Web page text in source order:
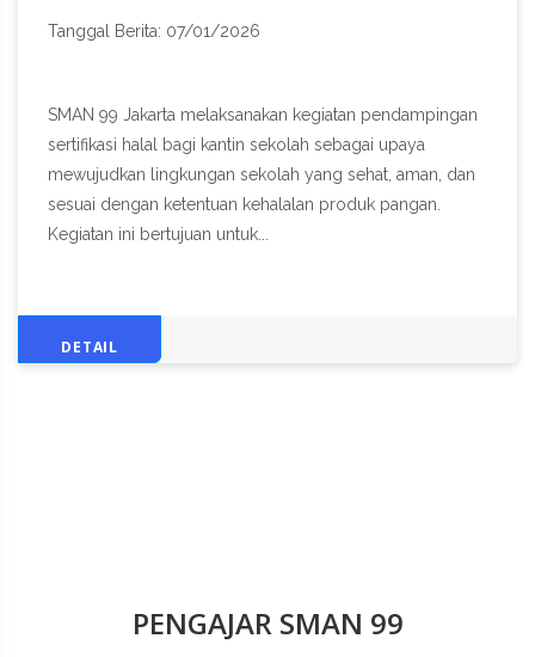
Tanggal Berita: 07/01/2026
SMAN 99 Jakarta melaksanakan kegiatan pendampingan
sertifikasi halal bagi kantin sekolah sebagai upaya
mewujudkan lingkungan sekolah yang sehat, aman, dan
sesuai dengan ketentuan kehalalan produk pangan.
Kegiatan ini bertujuan untuk...
DETAIL
PENGAJAR SMAN 99